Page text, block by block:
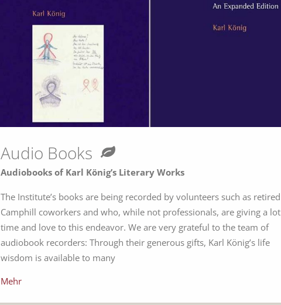
Audio Books
Audiobooks of Karl König’s Literary Works
The Institute’s books are being recorded by volunteers such as retired
Camphill coworkers and who, while not professionals, are giving a
time and love to this endeavor. We are very grateful to the team of
audiobook recorders: Through their generous gifts, Karl König’s life
wisdom is available to many
Mehr